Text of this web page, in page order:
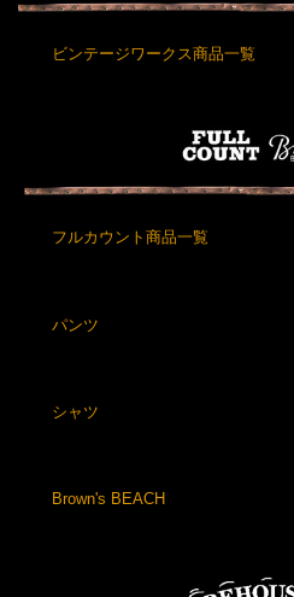
ビンテージワークス商品一覧
フルカウント商品一覧
パンツ
シャツ
Brown's BEACH